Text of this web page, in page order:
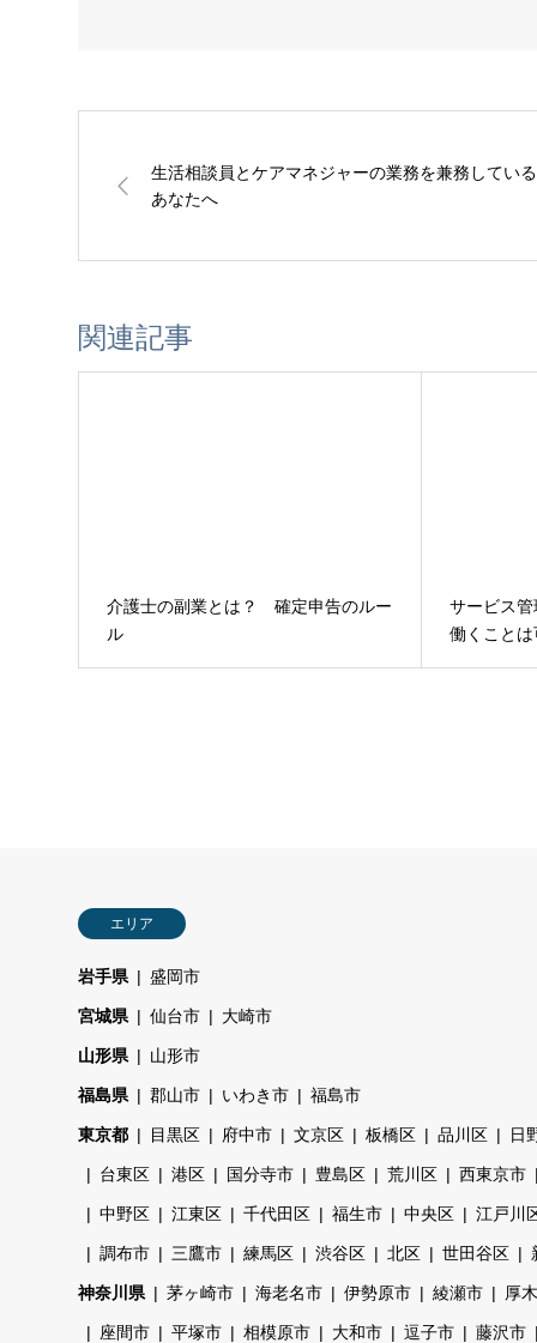
生活相談員とケアマネジャーの業務を兼務している
あなたへ
関連記事
介護士の副業とは？ 確定申告のルー
ル
サービス
働くこと
エリア
岩手県 盛岡市
宮城県 仙台市 大崎市
山形県 山形市
福島県 郡山市 いわき市 福島市
東京都 目黒区 府中市 文京区 板橋区 品川区 日
台東区 港区 国分寺市 豊島区 荒川区 西東京市
中野区 江東区 千代田区 福生市 中央区 江戸川
調布市 三鷹市 練馬区 渋谷区 北区 世田谷区
神奈川県 茅ヶ崎市 海老名市 伊勢原市 綾瀬市 厚
座間市 平塚市 相模原市 大和市 逗子市 藤沢市